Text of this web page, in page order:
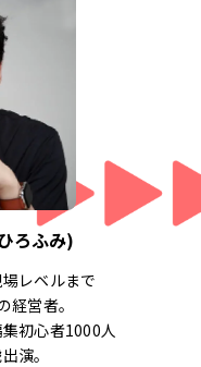
ろふみ)
レベルまで
営者。
初心者1000人
演。